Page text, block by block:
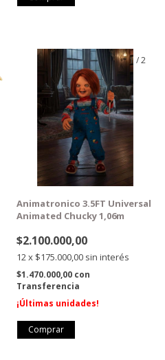
1 /2
GRATIS
Animatronico 3.5FT Universal
Animated Chucky 1,06m
$2.100.000,00
12x $175.000,00 sin interés
$1.470.000,00 con
Transferencia
¡Últimas unidades!